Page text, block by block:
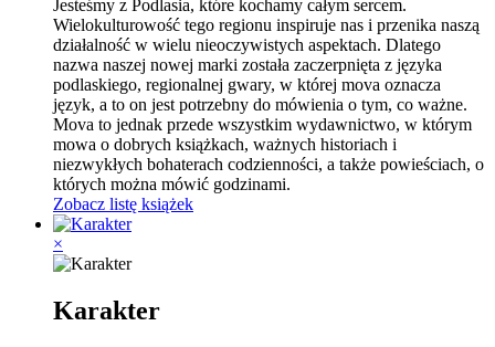
Jesteśmy z Podlasia, które kochamy całym sercem.
Wielokulturowość tego regionu inspiruje nas i przenika naszą
działalność w wielu nieoczywistych aspektach. Dlatego
nazwa naszej nowej marki została zaczerpnięta z języka
podlaskiego, regionalnej gwary, w której mova oznacza
język, a to on jest potrzebny do mówienia o tym, co ważne.
Mova to jednak przede wszystkim wydawnictwo, w którym
mowa o dobrych książkach, ważnych historiach i
niezwykłych bohaterach codzienności, a także powieściach, o
których można mówić godzinami.
Zobacz listę książek
×
Karakter